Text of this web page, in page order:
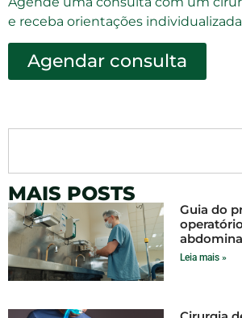
e receba orientações
Agendar consulta
MAIS POSTS
Guia do
Leia mais »